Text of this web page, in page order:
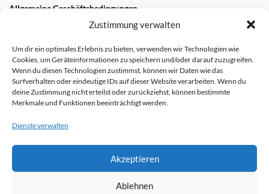
Zustimmung verwalten
Um dir ein optimales Erlebnis zu bieten, verwenden wir Technologien wie
Cookies, um Geräteinformationen zu speichern und/oder darauf zuzugreifen.
Wenn du diesen Technologien zustimmst, können wir Daten wie das
Surfverhalten oder eindeutige IDs auf dieser Website verarbeiten. Wenn du
deine Zustimmung nicht erteilst oder zurückziehst, können bestimmte
Merkmale und Funktionen beeinträchtigt werden.
Dienste verwalten
Akzeptieren
Ablehnen
Allgemeine Geschäftsbedingungen
„Wandern und Genießen“ im Biosphärengebiet und
Geopark Schwäbische Alb
28. OKTOBER 2022
Anmeldung, Teilnahme und Haftung
Cookie-Richtlinie (EU)